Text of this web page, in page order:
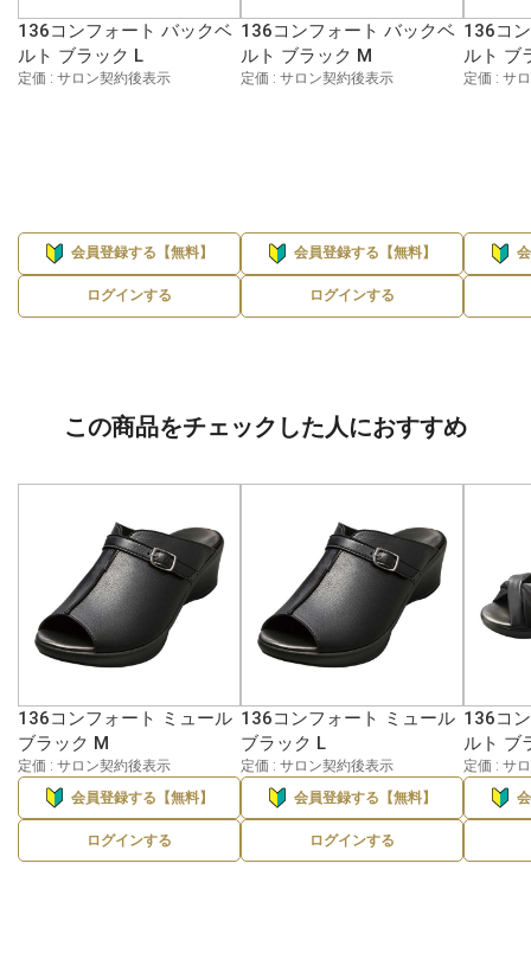
136コンフォート バックベ
ルト ブラック L
定価 : サロン契約後表示
会員登録する【無料】
ログインする
136コンフォート バックベ
ルト ブラック M
定価 : サロン契約後表示
会員登録する【無料】
ログインする
136コ
ルト ブ
定価 : サ
この商品をチェックした人におすすめ
136コンフォート ミュール
ブラック M
定価 : サロン契約後表示
会員登録する【無料】
ログインする
136コンフォート ミュール
ブラック L
定価 : サロン契約後表示
会員登録する【無料】
ログインする
136コ
ルト ブ
定価 : サ